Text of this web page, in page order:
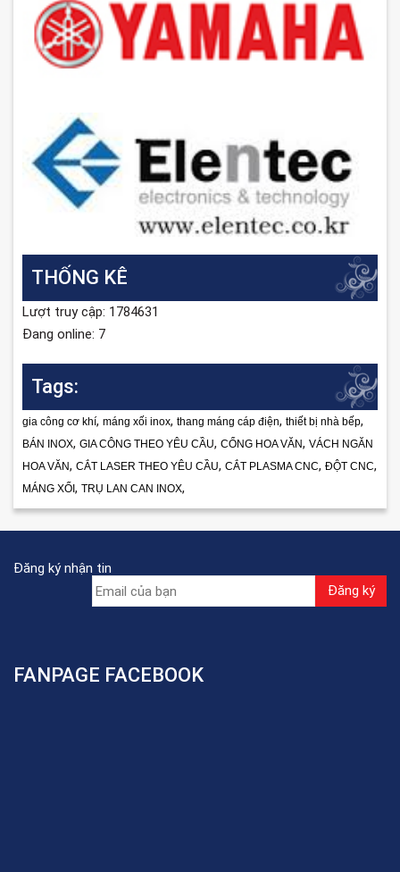
THỐNG KÊ
Lượt truy cập: 1784631
Đang online: 7
Tags:
gia công cơ khí, máng xối inox, thang máng cáp điện, thiết bị nhà bếp,
BÁN INOX, GIA CÔNG THEO YÊU CẦU, CỔNG HOA VĂN, VÁCH NGĂN
HOA VĂN, CẮT LASER THEO YÊU CẦU, CẮT PLASMA CNC, ĐỘT CNC,
MÁNG XỐI , TRỤ LAN CAN INOX,
Đăng ký nhận tin
FANPAGE FACEBOOK